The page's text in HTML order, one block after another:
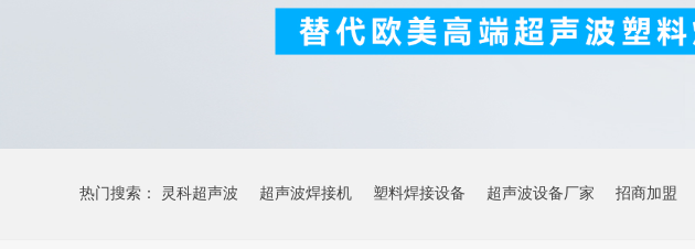
热门搜索： 灵科超声波 超声波焊接机 塑料焊接设备 超声波设备厂家 招商加盟